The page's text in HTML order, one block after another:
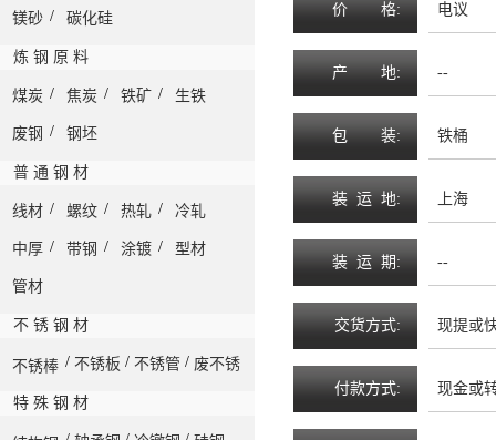
镁砂 / 碳化硅
炼 钢 原 料
煤炭 / 焦炭 / 铁矿 / 生铁
废钢 / 钢坯
普 通 钢 材
线材 / 螺纹 / 热轧 / 冷轧
中厚 / 带钢 / 涂镀 / 型材
管材
不 锈 钢 材
不锈棒 / 不锈板 / 不锈管 / 废不锈
特 殊 钢 材
价 格: 电议
产 地: --
包 装: 铁桶
装 运 地: 上海
装 运 期 : --
交货方式: 现提或
付款方式: 现金或